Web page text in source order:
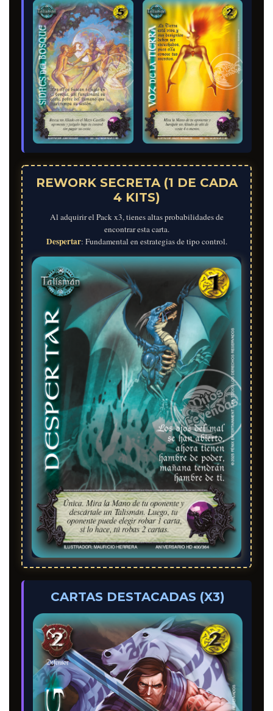
REWORK SECRETA (1 DE CADA
4 KITS)
Al adquirir el Pack x3, tienes altas probabilidades de
encontrar esta carta.
Despertar: Fundamental en estrategias de tipo control.
CARTAS DESTACADAS (X3)